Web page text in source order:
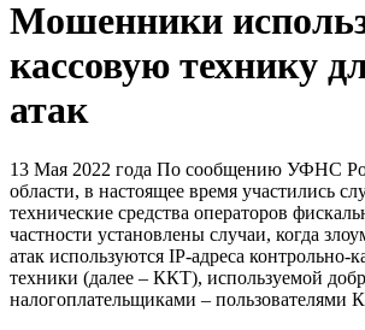
Мошенники
кассовую технику
атак
13 Мая 2022 года По сообщению УФНС
области, в настоящее время участились
технические средства операторов
частности установлены случаи, когда
атак используются IP-адреса контрольно-
техники (далее – ККТ), используемой
налогоплательщиками – пользователями